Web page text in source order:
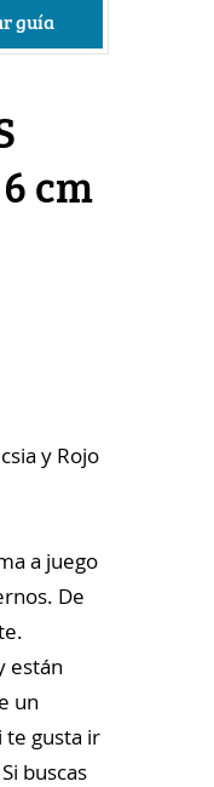
guía
cm
y Rojo
a juego
De
están
un
te gusta ir
buscas